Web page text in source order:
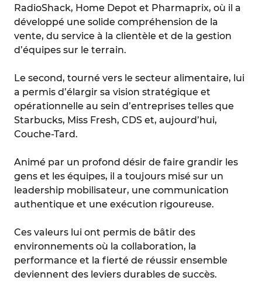
RadioShack, Home Depot et Pharmaprix, où il a
développé une solide compréhension de la
vente, du service à la clientèle et de la gestion
d’équipes sur le terrain.
Le second, tourné vers le secteur alimentaire, lui
a permis d’élargir sa vision stratégique et
opérationnelle au sein d’entreprises telles que
Starbucks, Miss Fresh, CDS et, aujourd’hui,
Couche-Tard.
Animé par un profond désir de faire grandir les
gens et les équipes, il a toujours misé sur un
leadership mobilisateur, une communication
authentique et une exécution rigoureuse.
Ces valeurs lui ont permis de bâtir des
environnements où la collaboration, la
performance et la fierté de réussir ensemble
deviennent des leviers durables de succès.